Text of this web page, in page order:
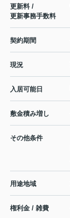
更新料 /
更新事務手数料
契約期間
現況
入居可能日
敷金積み増し
その他条件
用途地域
権利金 / 雑費